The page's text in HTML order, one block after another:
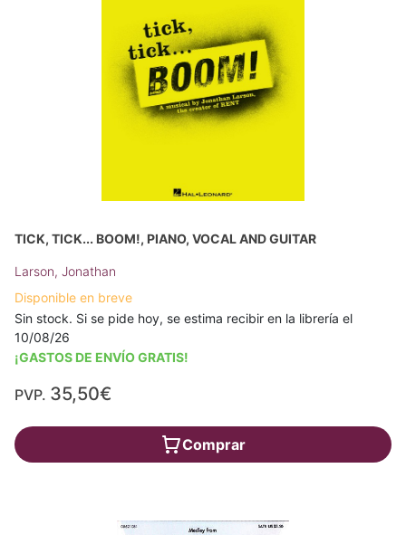
TICK, TICK... BOOM!, PIANO, VOCAL AND GUITAR
Larson, Jonathan
Disponible en breve
Sin stock. Si se pide hoy, se estima recibir en la librería el
10/08/26
¡GASTOS DE ENVÍO GRATIS!
PVP. 35,50€
Comprar